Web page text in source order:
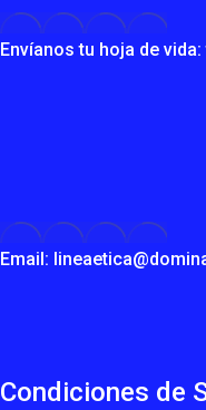
Envíanos tu hoja de
Email:
Condiciones de